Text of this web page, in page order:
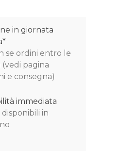
in giornata
se ordini entro le
(vedi pagina
e consegna)
immediata
in